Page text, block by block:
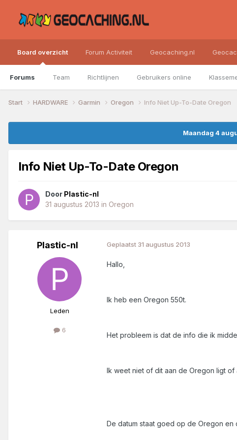
Board overzicht
Forums Team Richtlijnen Gebruikers online
Forum Activiteit Geocaching.nl
Start HARDWARE Garmin Oregon Info Niet Up-To-Date Oregon
Maandag 4
Info Niet Up-To-Date Oregon
Door Plastic-nl
31 augustus 2013 in Oregon
Plastic-nl
Leden
6
Geplaatst 31 augustus 2013
Hallo,
Ik heb een Oregon 550t.
Het probleem is dat de info die ik
Ik weet niet of dit aan de Oregon ligt
De datum staat goed op de Oregon en